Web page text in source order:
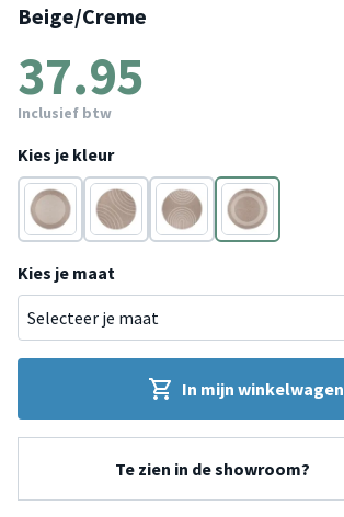
Beige/Creme
37.95
Inclusief btw
Kies je kleur
Crème Beige Beige
Beige
Kies je maat
In mijn winkelwagen
Te zien in de showroom?